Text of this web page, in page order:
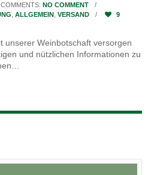
COMMENTS: NO COMMENT
ALLGEMEIN VERSAND 9
unserer Weinbotschaft versorgen
und nützlichen Informationen zu